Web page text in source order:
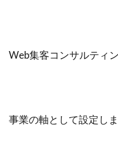
Web集客コンサルティ
事業の軸として設定しま